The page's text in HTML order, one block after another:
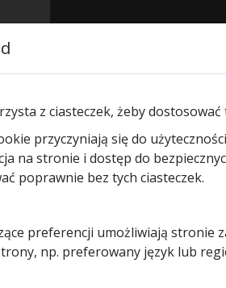
Do bram segm. przemysłowych /
z ciasteczek, żeby
przyczyniają się do
na stronie i dostęp do
poprawnie bez tych ciasteczek.
preferencji umożliwiają stronie
np. preferowany język lub